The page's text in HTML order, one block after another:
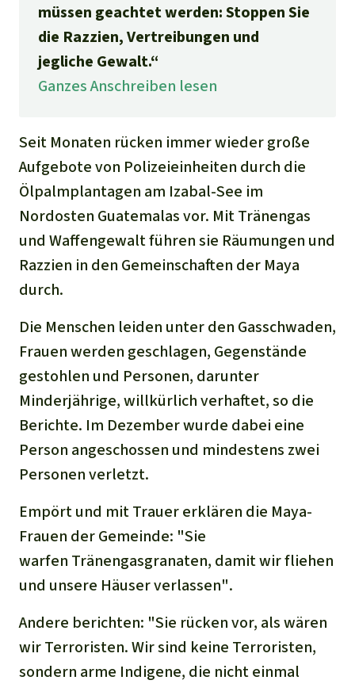
Wilderei
Staudämme
Zement und Beton
müssen geachtet werden: Stoppen Sie
die Razzien, Vertreibungen und
jegliche Gewalt.“
Ganzes Anschreiben lesen
Seit Monaten rücken immer wieder große
Aufgebote von Polizeieinheiten durch die
Ölpalmplantagen am Izabal-See im
Nordosten Guatemalas vor. Mit Tränengas
und Waffengewalt führen sie Räumungen und
Razzien in den Gemeinschaften der Maya
durch.
Die Menschen leiden unter den Gasschwaden,
Frauen werden geschlagen, Gegenstände
gestohlen und Personen, darunter
Minderjährige, willkürlich verhaftet, so die
Berichte. Im Dezember wurde dabei eine
Person angeschossen und mindestens zwei
Personen verletzt.
Empört und mit Trauer erklären die Maya-
Frauen der Gemeinde: "Sie
warfen Tränengasgranaten, damit wir fliehen
und unsere Häuser verlassen".
Andere berichten: "Sie rücken vor, als wären
wir Terroristen. Wir sind keine Terroristen,
sondern arme Indigene, die nicht einmal